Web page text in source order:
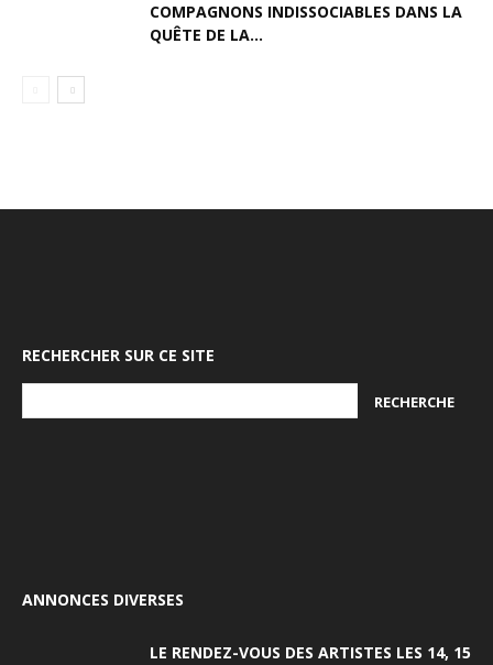
COMPAGNONS INDISSOCIABLES DANS LA
QUÊTE DE LA...
RECHERCHER SUR CE SITE
ANNONCES DIVERSES
LE RENDEZ-VOUS DES ARTISTES LES 14, 15